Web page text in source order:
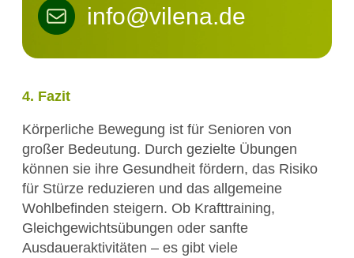
info@vilena.de
4. Fazit
Körperliche Bewegung ist für Senioren von
großer Bedeutung. Durch gezielte Übungen
können sie ihre Gesundheit fördern, das Risiko
für Stürze reduzieren und das allgemeine
Wohlbefinden steigern. Ob Krafttraining,
Gleichgewichtsübungen oder sanfte
Ausdaueraktivitäten – es gibt viele